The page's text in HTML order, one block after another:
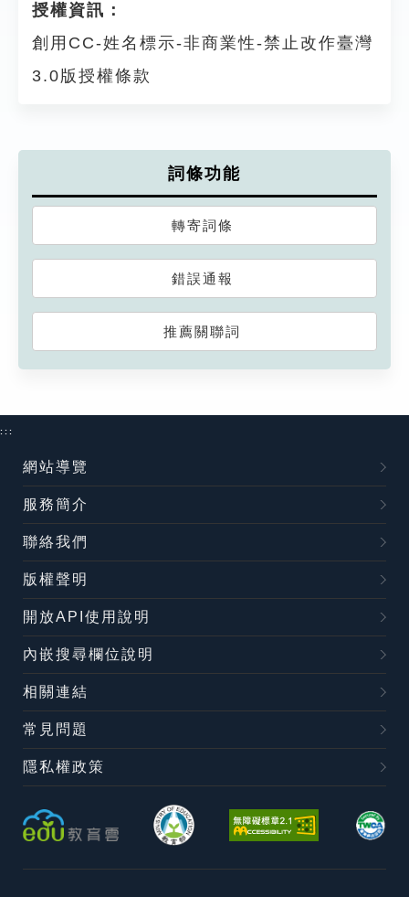
授權資訊：
創用CC-姓名標示-非商業性-禁止改作臺灣
3.0版授權條款
詞條功能
轉寄詞條
錯誤通報
推薦關聯詞
:::
網站導覽
服務簡介
聯絡我們
版權聲明
開放API使用說明
內嵌搜尋欄位說明
相關連結
常見問題
隱私權政策